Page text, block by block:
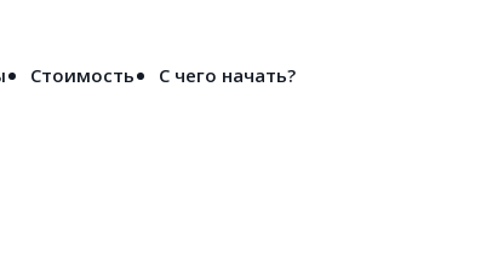
Стоимость С чего начать?